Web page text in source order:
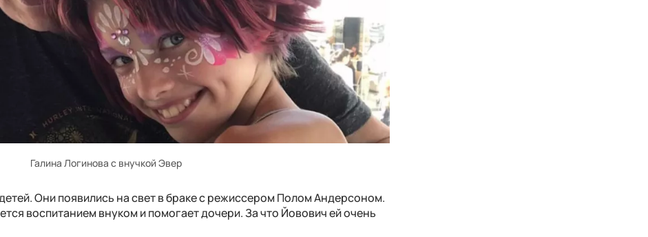
Галина Логинова с внучкой Эвер
Они появились на свет в браке с режиссером Полом Андерсоном.
воспитанием внуком и помогает дочери. За что Йовович ей очень